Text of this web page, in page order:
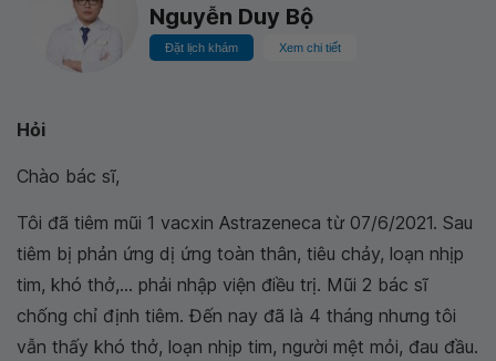
Nguyễn Duy Bộ
Đặt lịch khám Xem chi tiết
Hỏi
Chào bác sĩ,
Tôi đã tiêm mũi 1 vacxin Astrazeneca từ 07/6/2021. Sau
tiêm bị phản ứng dị ứng toàn thân, tiêu chảy, loạn nhịp
tim, khó thở,... phải nhập viện điều trị. Mũi 2 bác sĩ
chống chỉ định tiêm. Đến nay đã là 4 tháng nhưng tôi
vẫn thấy khó thở, loạn nhịp tim, người mệt mỏi, đau đầu.